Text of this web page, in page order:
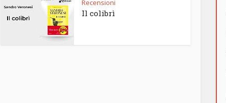
Recensioni
Il colibrì